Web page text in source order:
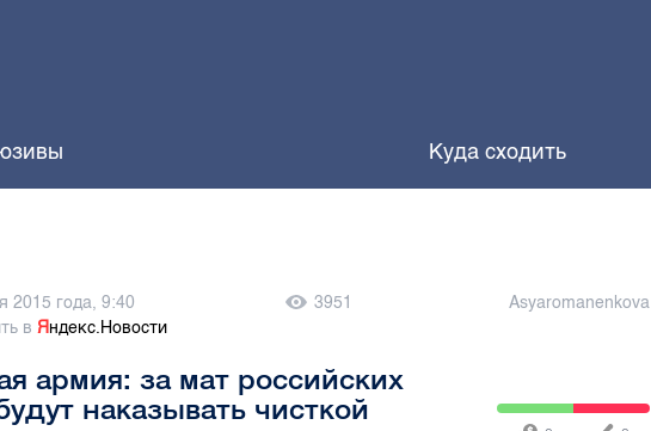
Куда сходить
2015 года, 9:40 3951
Asyaromanenkova
вЯндекс.Новости
армия: за мат российских
наказывать чисткой